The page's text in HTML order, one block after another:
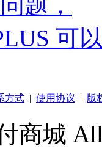
题，
可
方式 | 使用协议 | 版
商城